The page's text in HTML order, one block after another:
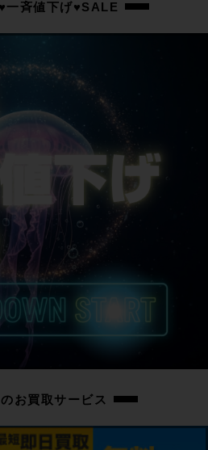
一斉値下げ♥SALE
お買取サービス